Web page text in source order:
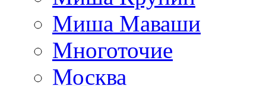
Миша Маваши
Многоточие
Москва